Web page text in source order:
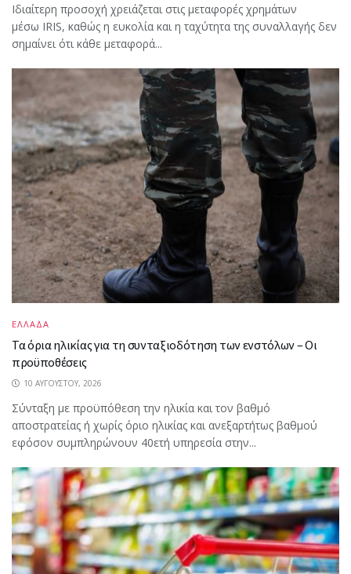
Ιδιαίτερη προσοχή χρειάζεται στις μεταφορές χρημάτων
μέσω IRIS, καθώς η ευκολία και η ταχύτητα της συναλλαγής δεν
σημαίνει ότι κάθε μεταφορά...
ΕΛΛΑΔΑ
Τα όρια ηλικίας για τη συνταξιοδότηση των ενστόλων – Οι
προϋποθέσεις
10 ΑΥΓΟΎΣΤΟΥ, 2026
Σύνταξη με προϋπόθεση την ηλικία και τον βαθμό
αποστρατείας ή χωρίς όριο ηλικίας και ανεξαρτήτως βαθμού
εφόσον συμπληρώνουν 40ετή υπηρεσία στην...